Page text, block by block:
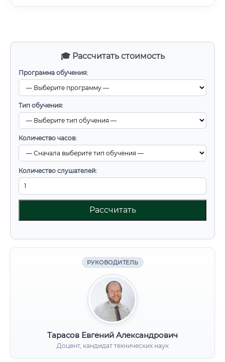
🎓 Рассчитать стоимость
Программа обучения:
Тип обучения:
Количество часов:
Количество слушателей:
Рассчитать
РУКОВОДИТЕЛЬ
Тарасов Евгений Александрович
Доцент, кандидат технических наук